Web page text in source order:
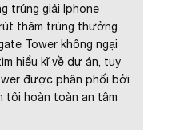
trúng giải Iphone
thăm trúng thưởng
Tower không ngại
hiểu kĩ về dự án, tuy
được phân phối bởi
tôi hoàn toàn an tâm